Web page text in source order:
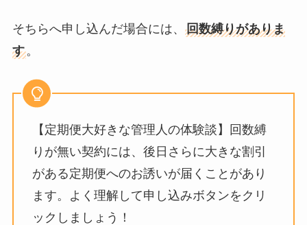
そちらへ申し込んだ場合には、 回数縛りがありま
す。
【定期便大好きな管理人の体験談】回数縛
りが無い契約には、後日さらに大きな割引
がある定期便へのお誘いが届くことがあり
ます。よく理解して申し込みボタンをクリ
ックしましょう！